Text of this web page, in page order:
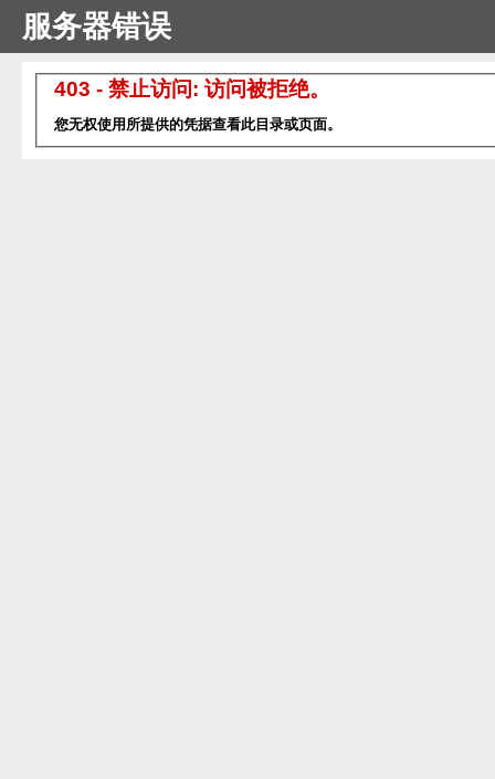
服务器错误
403 - 禁止访问: 访问被拒绝。
您无权使用所提供的凭据查看此目录或页面。